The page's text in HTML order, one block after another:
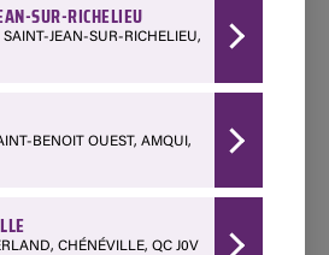
SUR-RICHELIEU
JEAN-SUR-RICHELIEU,
BENOIT OUEST, AMQUI,
CHÉNÉVILLE, QC J0V
Ferland